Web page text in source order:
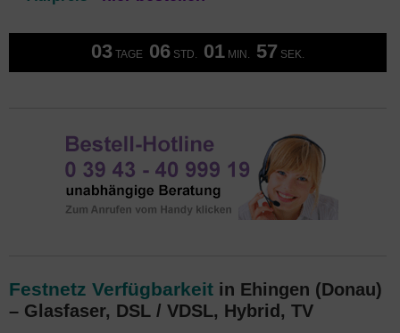
03 TAGE 06 STD. 01 MIN. 56 SEK.
Festnetz Verfügbarkeit in Ehingen (Donau)
– Glasfaser, DSL / VDSL, Hybrid, TV